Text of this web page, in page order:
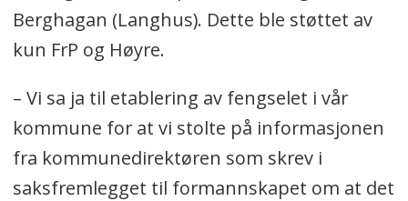
Berghagan (Langhus). Dette ble støttet av
kun FrP og Høyre.
– Vi sa ja til etablering av fengselet i vår
kommune for at vi stolte på informasjonen
fra kommunedirektøren som skrev i
saksfremlegget til formannskapet om at det